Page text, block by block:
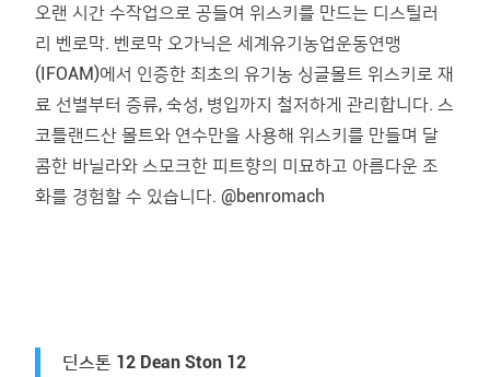
오랜 시간 수작업으로 공들여 위스키를 만드는 디스틸러
리 벤로막. 벤로막 오가닉은 세계유기농업운동연맹
(IFOAM)에서 인증한 최초의 유기농 싱글몰트 위스키로 재
료 선별부터 증류, 숙성, 병입까지 철저하게 관리합니다. 스
코틀랜드산 몰트와 연수만을 사용해 위스키를 만들며 달
콤한 바닐라와 스모크한 피트향의 미묘하고 아름다운 조
화를 경험할 수 있습니다. @benromach
딘스톤 12 Dean Ston 12